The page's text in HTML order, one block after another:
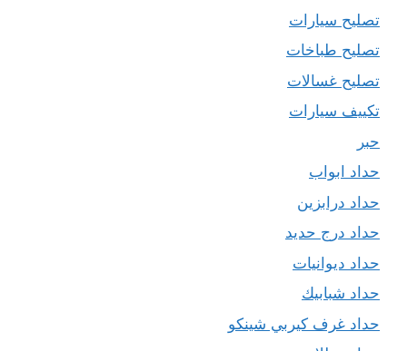
تصليح سيارات
تصليح طباخات
تصليح غسالات
تكييف سيارات
حبر
حداد ابواب
حداد درابزين
حداد درج حديد
حداد ديوانيات
حداد شبابيك
حداد غرف كيربي شينكو